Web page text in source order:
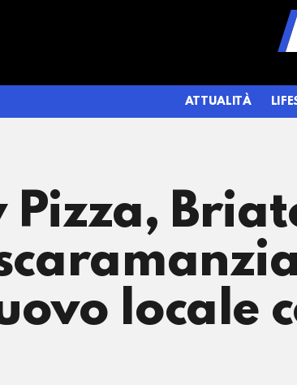
ATTUALITÀ
Pizza,
locale